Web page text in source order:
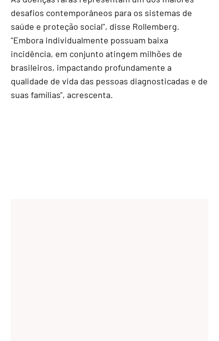
desafios contemporâneos para os sistemas de
saúde e proteção social", disse Rollemberg.
"Embora individualmente possuam baixa
incidência, em conjunto atingem milhões de
brasileiros, impactando profundamente a
qualidade de vida das pessoas diagnosticadas e de
suas famílias", acrescenta.